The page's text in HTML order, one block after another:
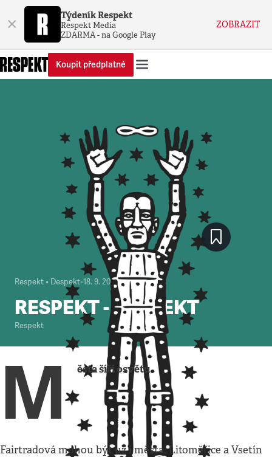
× Týdeník Respekt
Respekt Media
ZDARMA - na Google Play
ZOBRAZIT
Koupit předplatné
Respekt • Despekt•18. 9. 2011•1minuta
RESPEKT - DESPEKT
Respekt
M ěsta šíří osvětu
Fairtradová mohou být už i města. Litoměřice a Vsetín